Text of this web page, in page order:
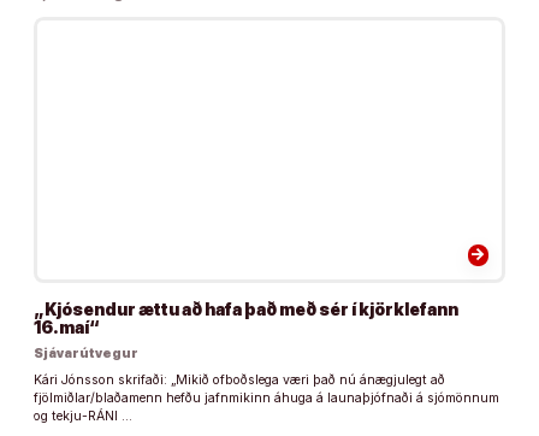
arrow_forward
„Kjósendur ættu að hafa það með sér í kjörklefann
16.maí“
Sjávarútvegur
Kári Jónsson skrifaði: „Mikið ofboðslega væri það nú ánægjulegt að
fjölmiðlar/blaðamenn hefðu jafnmikinn áhuga á launaþjófnaði á sjómönnum
og tekju-RÁNI …